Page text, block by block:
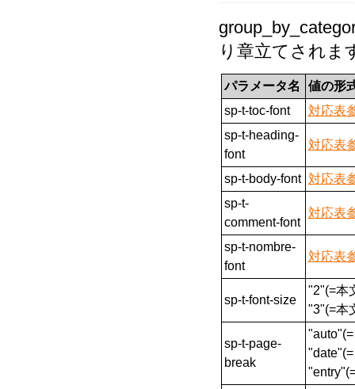
り章立てされま
パラメータ名
値の形
sp-t-toc-font
対応表
sp-t-heading-
font
対応表
sp-t-body-font 対応表
sp-t-
comment-font
対応表
sp-t-nombre-
font
対応表
sp-t-font-size
"2"(=本
"3"(=本
sp-t-page-
break